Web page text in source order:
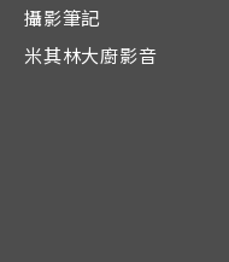
攝影筆記
米其林大廚影音